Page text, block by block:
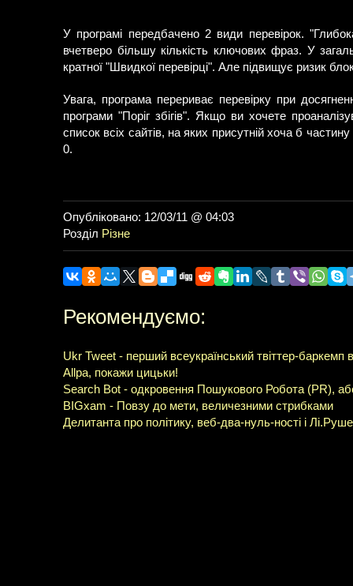
У програмі передбачено 2 види перевірок.
вчетверо більшу кількість ключових фраз. У
кратної "Швидкої перевірці". Але підвищує ризик
Увага, програма перериває перевірку при
програми "Поріг збігів". Якщо ви хочете
список всіх сайтів, на яких присутній хоча б
0.
Опубліковано: 12/03/11 @ 04:03
Розділ Різне
Рекомендуємо:
Ukr Tweet - перший всеукраїнський твіттер-баркемп
Allpa, покажи цицьки!
Search Bot - одкровення Пошукового Робота (PR),
BIGxam - Повзу до мети, величезними стрибками
Делитанта про політику, веб-два-нуль-ності і